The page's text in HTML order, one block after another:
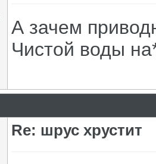
А зачем
Чистой воды
Re: шрус хрустит